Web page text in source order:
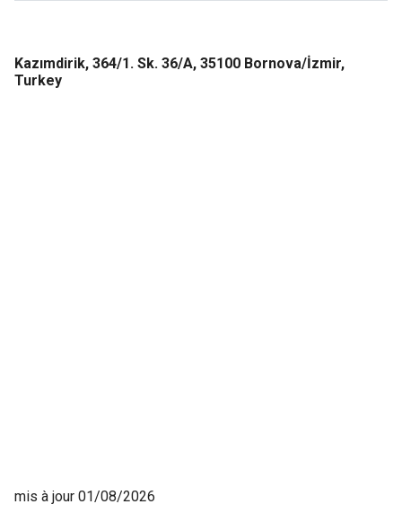
Kazımdirik, 364/1. Sk. 36/A, 35100 Bornova/İzmir,
Turkey
mis à jour 01/08/2026